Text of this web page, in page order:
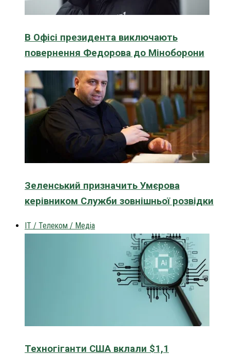
В Офісі президента виключають
повернення Федорова до Міноборони
Зеленський призначить Умєрова
керівником Служби зовнішньої розвідки
IT / Телеком / Медіа
Техногіганти США вклали $1,1